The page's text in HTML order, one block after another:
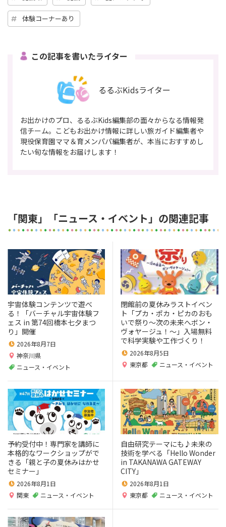
体験コーナーあり
この記事を書いたライター
るるぶKidsライター
お出かけのプロ、るるぶKids編集部の面々からなる情報発
信チーム。こどもお出かけ情報に詳しい旅ガイド編集者や
現役保育園ママ＆育メンパパ編集者が、本当におすすめし
たい旬な情報をお届けします！
「関東」「ニュース・イベント」の関連記事
宇宙体験コンテンツで遊べ
る！「バーチャル宇宙体験フ
ェス in 第74回橋本七夕まつ
り」開催
2026年8月7日
神奈川県
ニュース・イベント
閉館前の夏休みラストイベン
ト「プカ・ポカ・ピカのおも
いで祭り～次の未来へボン・
ヴォヤージュ！～」入場無料
で科学実験や工作づくり！
2026年8月5日
東京都
ニュース・イベント
予約受付中！専門家を講師に
本格的なワークショップがで
きる「親と子の夏休みはかせ
セミナー」
2026年8月1日
関東
ニュース・イベント
自由研究テーマにも♪未来の
技術を学べる「Hello Wonder
in TAKANAWA GATEWAY
CITY」
2026年8月1日
東京都
ニュース・イベント